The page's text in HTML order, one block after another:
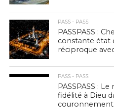
PASS - PASS
PASSPASS :
constante état
réciproque
PASS - PASS
PASSPASS :
fidélité à Dieu
couronnement